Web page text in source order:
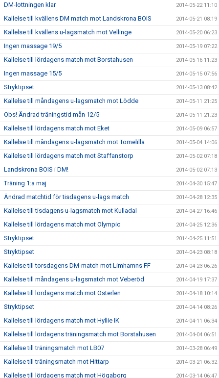
DM-lottningen klar 2014-05-22 11:10
Kallelse till kvällens DM match mot Landskrona BOIS 2014-05-21 08:19
Kallelse till kvällens u-lagsmatch mot Vellinge 2014-05-20 06:23
Ingen massage 19/5 2014-05-19 07:22
Kallelse till lördagens match mot Borstahusen 2014-05-16 11:23
Ingen massage 15/5 2014-05-15 07:56
Stryktipset 2014-05-13 08:42
Kallelse till måndagens u-lagsmatch mot Lödde 2014-05-11 21:25
Obs! Ändrad träningstid mån 12/5 2014-05-11 21:23
Kallelse till lördagens match mot Eket 2014-05-09 06:57
Kallelse till måndagens u-lagsmatch mot Tomelilla 2014-05-04 14:06
Kallelse till lördagens match mot Staffanstorp 2014-05-02 07:18
Landskrona BOIS i DM! 2014-05-02 07:13
Träning 1:a maj 2014-04-30 15:47
Ändrad matchtid för tisdagens u-lags match 2014-04-28 12:35
Kallelse till tisdagens u-lagsmatch mot Kulladal 2014-04-27 16:46
Kallelse till lördagens match mot Olympic 2014-04-25 12:36
Stryktipset 2014-04-25 11:51
Stryktipset 2014-04-23 08:18
Kallelse till torsdagens DM-match mot Limhamns FF 2014-04-23 06:26
Kallelse till måndagens u-lagsmatch mot Veberöd 2014-04-19 17:37
Kallelse till lördagens match mot Österlen 2014-04-18 10:14
Stryktipset 2014-04-14 08:26
Kallelse till lördagens match mot Hyllie IK 2014-04-11 06:34
Kallelse till lördagens träningsmatch mot Borstahusen 2014-04-04 06:51
Kallelse till träningsmatch mot LB07 2014-03-28 06:49
Kallelse till träningsmatch mot Hittarp 2014-03-21 06:32
Kallelse till lördagens match mot Högaborg 2014-03-14 06:47